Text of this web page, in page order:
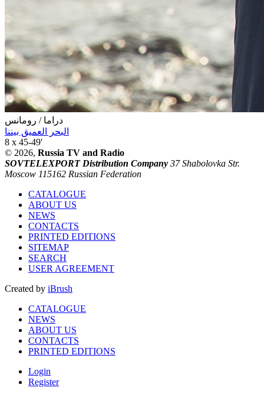
دراما / رومانس
البحر العميق بيننا
8 x 45-49'
© 2026, Russia TV and Radio
SOVTELEXPORT Distribution Company 37 Shabolovka Str.
Moscow 115162 Russian Federation
CATALOGUE
ABOUT US
NEWS
CONTACTS
PRINTED EDITIONS
SITEMAP
SEARCH
USER AGREEMENT
Created by iBrush
CATALOGUE
NEWS
ABOUT US
CONTACTS
PRINTED EDITIONS
Login
Register